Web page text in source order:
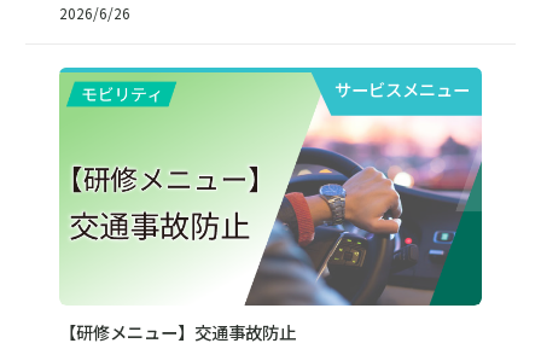
2026/6/26
サービスメニュー
【研修メニュー】交通事故防止